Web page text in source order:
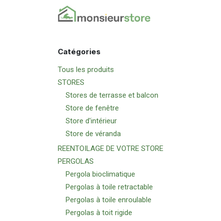
Se rendre au contenu
Catégories
Tous les produits
STORES
Stores de terrasse et balcon
Store de fenêtre
Store d'intérieur
Store de véranda
REENTOILAGE DE VOTRE STORE
PERGOLAS
Pergola bioclimatique
Pergolas à toile retractable
Pergolas à toile enroulable
Pergolas à toit rigide